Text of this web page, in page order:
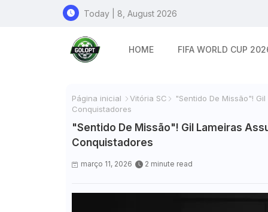
Today | 8, August 2026
HOME FIFA WORLD CUP
Página inicial Vitória SC
"Sentido De Missão"!
Conquistadores
"Sentido De Missão"! Gil Lameiras
Conquistadores
março 11, 2026 2 minute read